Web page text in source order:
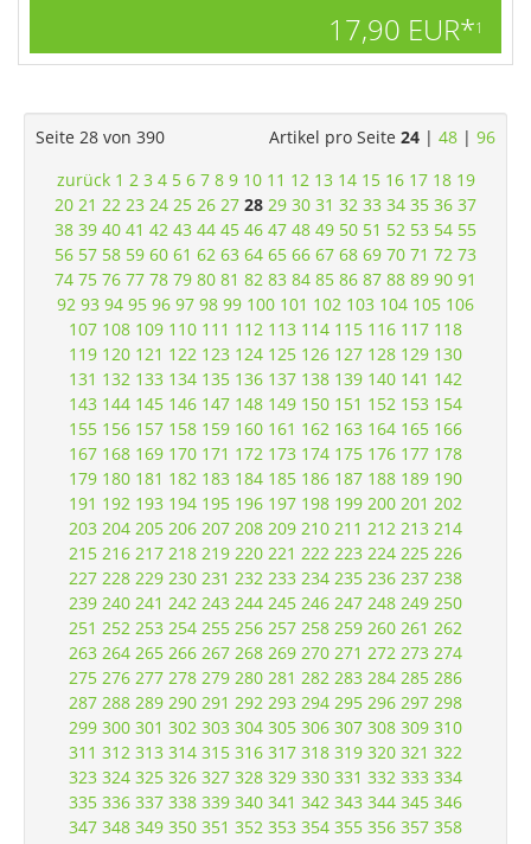
17,90 EUR*1
Artikel pro Seite 24 | 48 | 96
Seite 28 von 390
zurück 1 2 3 4 5 6 7 8 9 10 11 12 13 14 15 16 17 18 19
20 21 22 23 24 25 26 27 28 29 30 31 32 33 34 35 36 37
38 39 40 41 42 43 44 45 46 47 48 49 50 51 52 53 54 55
56 57 58 59 60 61 62 63 64 65 66 67 68 69 70 71 72 73
74 75 76 77 78 79 80 81 82 83 84 85 86 87 88 89 90 91
92 93 94 95 96 97 98 99 100 101 102 103 104 105 106
107 108 109 110 111 112 113 114 115 116 117 118
119 120 121 122 123 124 125 126 127 128 129 130
131 132 133 134 135 136 137 138 139 140 141 142
143 144 145 146 147 148 149 150 151 152 153 154
155 156 157 158 159 160 161 162 163 164 165 166
167 168 169 170 171 172 173 174 175 176 177 178
179 180 181 182 183 184 185 186 187 188 189 190
191 192 193 194 195 196 197 198 199 200 201 202
203 204 205 206 207 208 209 210 211 212 213 214
215 216 217 218 219 220 221 222 223 224 225 226
227 228 229 230 231 232 233 234 235 236 237 238
239 240 241 242 243 244 245 246 247 248 249 250
251 252 253 254 255 256 257 258 259 260 261 262
263 264 265 266 267 268 269 270 271 272 273 274
275 276 277 278 279 280 281 282 283 284 285 286
287 288 289 290 291 292 293 294 295 296 297 298
299 300 301 302 303 304 305 306 307 308 309 310
311 312 313 314 315 316 317 318 319 320 321 322
323 324 325 326 327 328 329 330 331 332 333 334
335 336 337 338 339 340 341 342 343 344 345 346
347 348 349 350 351 352 353 354 355 356 357 358